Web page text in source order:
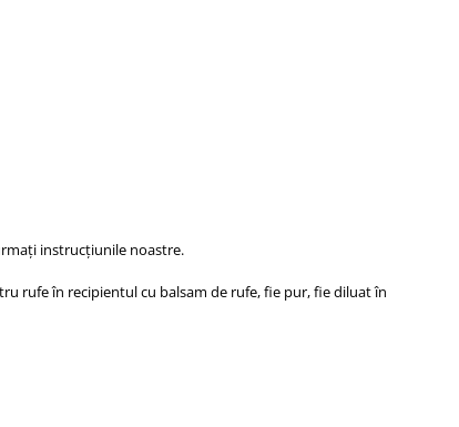
instrucțiunile noastre.
rufe în recipientul cu balsam de rufe, fie pur, fie diluat în